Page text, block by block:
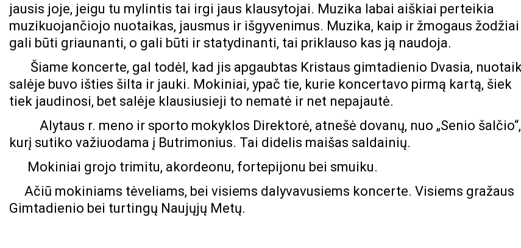
jausis joje, jeigu tu mylintis tai irgi jaus klausytojai. Muzika labai aiškiai perteikia
muzikuojančiojo nuotaikas, jausmus ir išgyvenimus. Muzika, kaip ir žmogaus žodžiai
gali būti griaunanti, o gali būti ir statydinanti, tai priklauso kas ją naudoja.
Šiame koncerte, gal todėl, kad jis apgaubtas Kristaus gimtadienio Dvasia,
salėje buvo išties šilta ir jauki. Mokiniai, ypač tie, kurie koncertavo pirmą kartą, šiek
tiek jaudinosi, bet salėje klausiusieji to nematė ir net nepajautė.
Alytaus r. meno ir sporto mokyklos Direktorė, atnešė dovanų, nuo „Senio šalčio“,
kurį sutiko važiuodama į Butrimonius. Tai didelis maišas saldainių.
Mokiniai grojo trimitu, akordeonu, fortepijonu bei smuiku.
Ačiū mokiniams tėveliams, bei visiems dalyvavusiems koncerte. Visiems gražaus
Gimtadienio bei turtingų Naujųjų Metų.